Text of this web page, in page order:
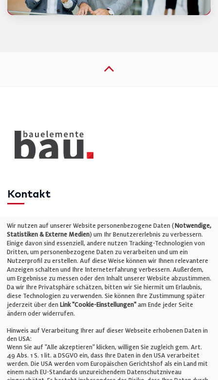
Kontakt
Telefon: +49 (0)711 2585563-0
E-Mail:info@bauelemente-bau.eu
Unternehmen
Impressum
Cookie-Einstellungen
AGB
Wir nutzen auf unserer Website personenbezogene Daten (Notwendige,
Statistiken & Externe Medien) um Ihr Benutzererlebnis zu verbessern.
Einige davon sind essenziell, andere nutzen Tracking-Technologien von
Dritten, um personenbezogene Daten zu verarbeiten und um ein
Nutzerprofil zu erstellen. Auf diese Weise können wir Ihnen relevantere
Anzeigen schalten und Ihre Interneterfahrung verbessern. Außerdem,
um Ergebnisse zu messen oder den Inhalt unserer Website abzustimmen.
Da wir Ihre Privatsphäre schätzen, bitten wir Sie hiermit um Erlaubnis,
diese Technologien zu verwenden. Sie können Ihre Zustimmung später
jederzeit über den Link "Cookie-Einstellungen" am Ende jeder Seite
ändern oder widerrufen.
Hinweis auf Verarbeitung Ihrer auf dieser Webseite erhobenen Daten in
den USA:
Wenn Sie auf "Alle akzeptieren" klicken, willigen Sie zugleich gem. Art.
49 Abs. 1 S. 1 lit. a DSGVO ein, dass Ihre Daten in den USA verarbeitet
werden. Die USA werden vom Europäischen Gerichtshof als ein Land mit
einem nach EU-Standards unzureichendem Datenschutzniveau